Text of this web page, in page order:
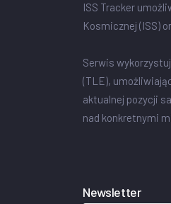
ISS Tracker
Kosmicznej (ISS)
Serwis
(TLE),
aktualnej pozycji
nad konkretnymi
Newsletter